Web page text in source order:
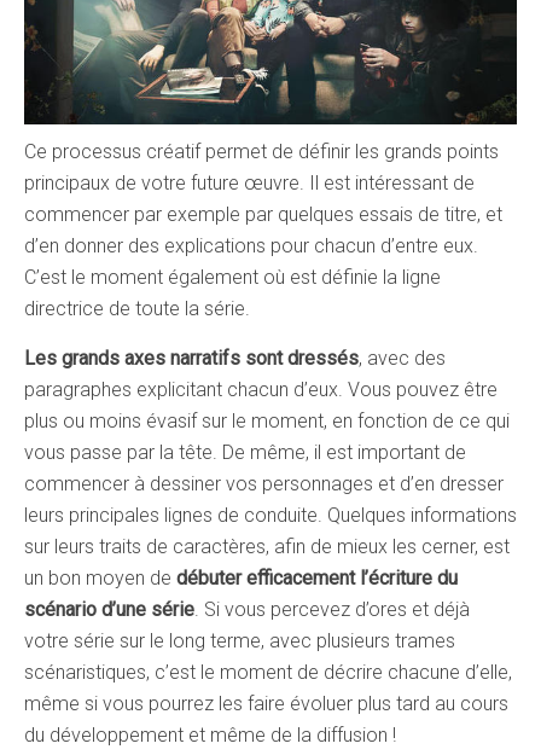
Ce processus créatif permet de définir les grands points
principaux de votre future œuvre. Il est intéressant de
commencer par exemple par quelques essais de titre, et
d’en donner des explications pour chacun d’entre eux.
C’est le moment également où est définie la ligne
directrice de toute la série.
Les grands axes narratifs sont dressés, avec des
paragraphes explicitant chacun d’eux. Vous pouvez être
plus ou moins évasif sur le moment, en fonction de ce qui
vous passe par la tête. De même, il est important de
commencer à dessiner vos personnages et d’en dresser
leurs principales lignes de conduite. Quelques informations
sur leurs traits de caractères, afin de mieux les cerner, est
un bon moyen de débuter efficacement l’écriture du
scénario d’une série. Si vous percevez d’ores et déjà
votre série sur le long terme, avec plusieurs trames
scénaristiques, c’est le moment de décrire chacune d’elle,
même si vous pourrez les faire évoluer plus tard au cours
du développement et même de la diffusion !